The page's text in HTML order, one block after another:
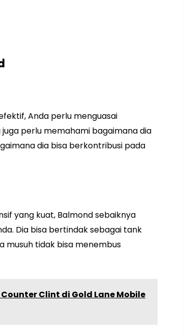
Anda perlu menguasai
perlu memahami bagaimana dia
dia bisa berkontribusi pada
yang kuat, Balmond sebaiknya
Dia bisa bertindak sebagai tank
musuh tidak bisa menembus
Clint di Gold Lane Mobile